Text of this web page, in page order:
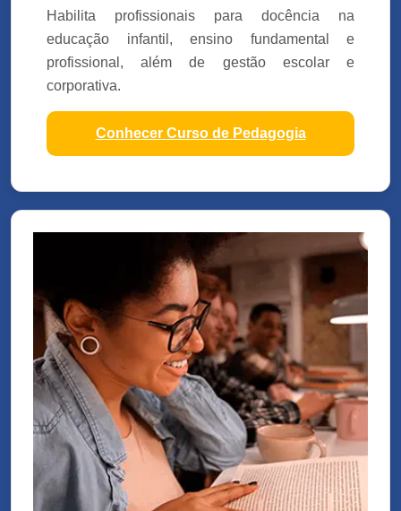
Habilita profissionais para docência na
educação infantil, ensino fundamental e
profissional, além de gestão escolar e
corporativa.
Conhecer Curso de Pedagogia